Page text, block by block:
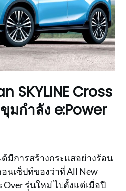
SKYLINE Cross
มกำลัง e:Power
มีการสร้างกระแสอย่างร้อน
นเซ็ปท์ของว่าที่ All New
Over รุ่นใหม่ ไปตั้งแต่เมื่อปี